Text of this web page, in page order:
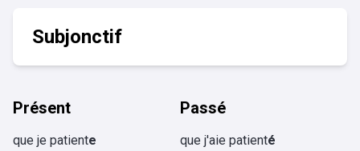
Subjonctif
Présent
que je patiente
Passé
que j'aie patienté